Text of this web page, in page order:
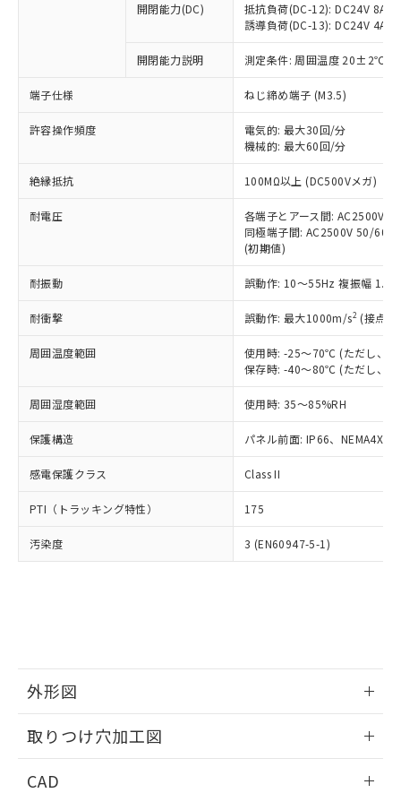
開閉能力(DC)
抵抗負荷(DC-12): DC24V 8A/
誘導負荷(DC-13): DC24V 4A/
開閉能力説明 測定条件: 周囲温度 20±2℃、
端子仕様 ねじ締め端子 (M3.5)
許容操作頻度
電気的: 最大30回/分
機械的: 最大60回/分
絶縁抵抗 100MΩ以上 (DC500Vメガ)
耐電圧
各端子とアース間: AC2500V
同極端子間: AC2500V 50/
(初期値)
耐振動 誤動作: 10～55Hz 複振幅
耐衝撃 誤動作: 最大1000m/s2 (接点
周囲温度範囲
使用時: -25～70℃ (ただし、氷
保存時: -40～80℃ (ただし、氷
周囲湿度範囲 使用時: 35～85%RH
保護構造 パネル前面: IP66、NEMA4X,
感電保護クラス Class II
PTI（トラッキング特性） 175
汚染度 3 (EN60947-5-1)
外形図
取りつけ穴加工図
CAD
以下の条件をお読みいただき、同意のうえ
ご利用ください。
本サービスは、当社制御機器事業取扱
商品の当社在庫状況および標準価格
(税抜)を提供させていただくもので
当社制御機器事業取扱商品の中には、
本サービスの対象外となる商品もある
ことをご了承ください。
在庫状況および標準価格照会結果は、
記載している更新日時点での社内デー
タに基づき作成されるものであり、閲
覧された時点での実際の在庫および標
準価格とは異なる場合があることをご
正式な納期状況および標準価格はお客
様のお取引先、またはお客様担当のオ
ムロン制御機器販売店・当社販売員に
オムロン制御機器販売店や当社販売拠
販売ネットワーク
」をご確認
在庫状況および標準価格結果を当社の
事前の承諾なく第三者に漏洩または開
示しないようお願いします。
マイパーツ機能（部品リスト作成サー
ビス）をご利用いただくには、I-Web
品・サービスに関するお客様との取
の共同利用に関して"
用者の範囲」に記載されている法人を
対応予定なし：EU RoHS指令（10物質）の
非含有に非対応の商品で、対応品を出す予
調査・確認中：EU RoHS指令（10物質）の
非含有の対応状況を調査中または確認中の
商品です。
非該当品：ライセンス料など無形物で、有
害物質有無と関係のない商品です。
仕入先様の事情により、非含有部品として
いたものが、含有品と判明した場合などや
むを得ず変更することがあります。
鉛(Pb) 1000ppm以下、 水銀(Hg) 1000ppm以下、 カド
六価クロム(Cr(Ⅵ)) 1000ppm以下、ポリ臭化ビフェニル
類(PBB) 1000ppm以下、ポリ臭化ジフェニルエーテル類
ルベンジル（BBP） 1000ppm以下、フタル酸ジブチル
（DBP） 1000ppm以下、フタル酸ジイソブチル
但し、RoHS指令で産業用監視および制御機器に対する
適用除外項目は除く。
フタル酸エステル類の４物質については閾値を超える意
図的な使用がないことを確認しています。
部品在庫の切り替え状況などにより、予定
月が前後することがあります。
EU RoHS指令（10物質）の非含有証明書
51物質の非含有証明書（当社基準）
※本証明書は発行日時点で非含有を証明す
「○」：最大均質材料含有率が中国RoHSの
基準値以下であることを示します。
「×」：最大均質材料含有率が中国RoHSの
基準値を超えていることを示します。
「－」：未確認です。当社販売部門へお問
*中国RoHS10物質の基準値 (GB/T26572)：
Pb(鉛) :1000ppm、 Hg(水銀) : 1000ppm、 Cd(カドミウ
Cr(Ⅵ)(六価クロム) : 1000ppm、 PBBs(ポリ臭化ビフェ
ニル類) : 1000ppm、 PBDEs(ポリ臭化ジフェニルエーテ
ル類) : 1000ppm、
DBP(フタル酸ジブチル) : 1000ppm、 DIBP(フタル酸ジ
イソブチル) : 1000ppm、 BBP(フタル酸ブチルベンジ
DEHP(フタル酸ビス(2-エチルヘキシル)) : 1000ppm
「ｅ」：有害物質（10物質）のすべてが基
準値以下であることを示します。
「10」：通常の使用状況下において有害物
質が外部に漏えいし、環境に深刻な影響を
及ぼさない年数を意味します。
当社は、これら貴社製品のうち、外国
為替および外国貿易法に定める商品
（以下｢規制貨物等」という）を輸出
または国外への提供する場合は、日本
国政府の輸出許可(または役務取引許
可)を取得するなどの必要な手続きを
当社は規制貨物を破棄する場合は、完
全に破砕するなど、違法に輸出されな
いよう必要な手段を講じます。
当社は貴社製品を、核兵器、ミサイ
ル、化学兵器、生物兵器またはその他
武器並びにこれらの製造装置等に一切
当社は、貴社製品を第三者に販売する
場合は、上記1、2および3の内容を当
該第三者に通知します。また当社は、
販売先および販売に係わる関係者が違
法に輸出するおそれがある場合は、取
り引きをいたしません。
一定数以上の在庫あり
一定数には満たないが在庫あり
在庫なし(最新の在庫状況につ
いては、お客様のお取引先、ま
たはお客様担当のオムロン制御
機器販売店・当社販売員にご確
受注生産機種、また在庫状況の
情報を公開していない機種